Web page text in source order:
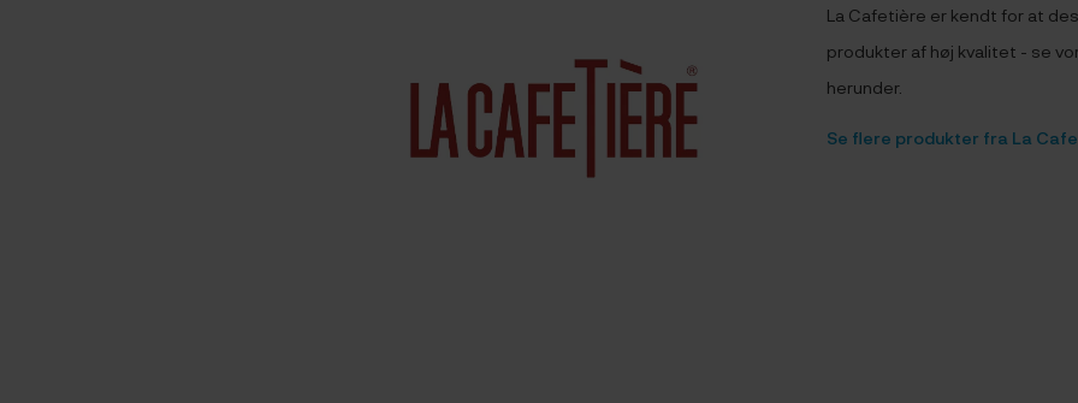
La Cafetière er kendt for at
produkter af høj kvalitet - se
herunder.
Se flere produkter fra La